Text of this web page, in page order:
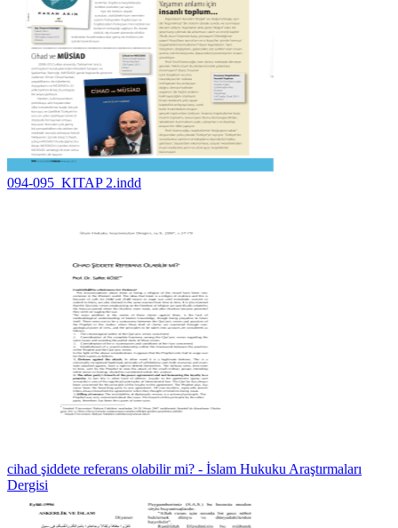
094-095_KITAP 2.indd
cihad şiddete referans olabilir mi? - İslam Hukuku Araştırmaları
Dergisi